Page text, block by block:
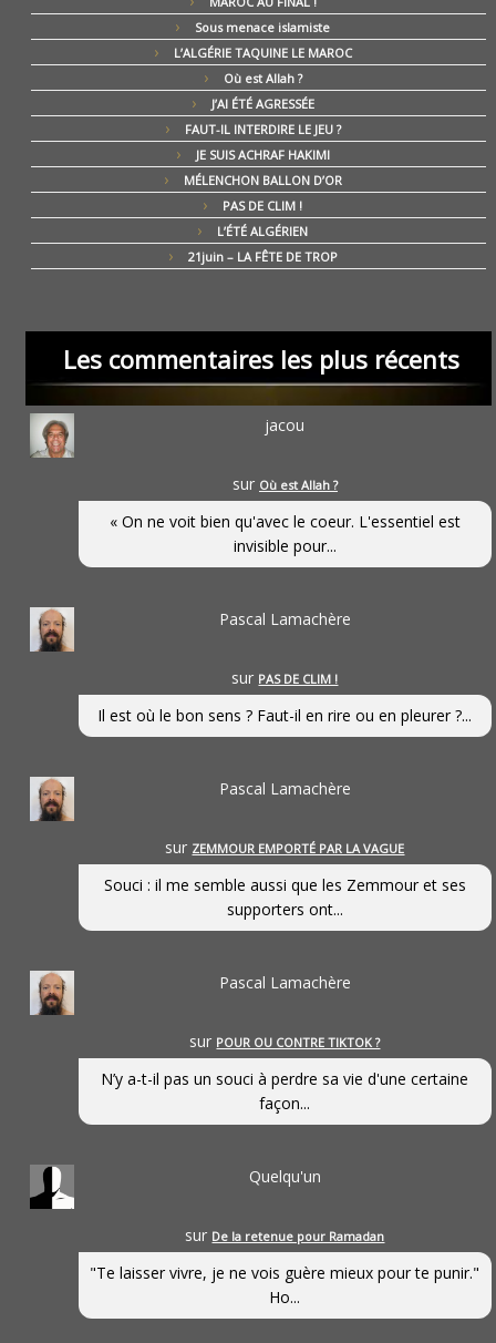
Sous menace islamiste
L’ALGÉRIE TAQUINE LE MAROC
Où est Allah ?
J’AI ÉTÉ AGRESSÉE
FAUT-IL INTERDIRE LE JEU ?
JE SUIS ACHRAF HAKIMI
MÉLENCHON BALLON D’OR
PAS DE CLIM !
L’ÉTÉ ALGÉRIEN
21juin – LA FÊTE DE TROP
Les commentaires les plus récents
jacou
sur Où est Allah ?
« On ne voit bien qu'avec le coeur. L'essentiel est
invisible pour...
Pascal Lamachère
sur PAS DE CLIM !
Il est où le bon sens ? Faut-il en rire ou en pleurer ?...
Pascal Lamachère
sur ZEMMOUR EMPORTÉ PAR LA VAGUE
Souci : il me semble aussi que les Zemmour et ses
supporters ont...
Pascal Lamachère
sur POUR OU CONTRE TIKTOK ?
N’y a-t-il pas un souci à perdre sa vie d'une certaine
façon...
Quelqu'un
sur De la retenue pour Ramadan
"Te laisser vivre, je ne vois guère mieux pour te punir."
Ho...